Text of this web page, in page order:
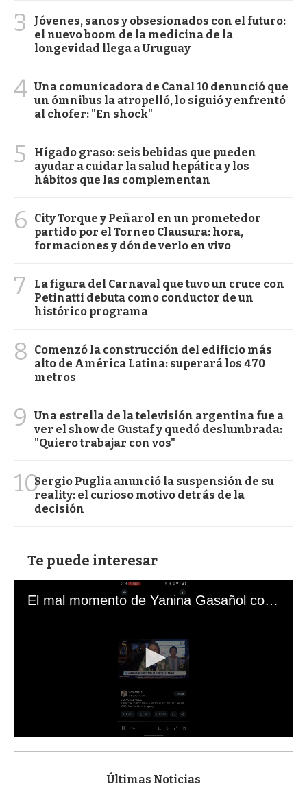
3
Jóvenes, sanos y obsesionados con el futuro:
el nuevo boom de la medicina de la
longevidad llega a Uruguay
4 Una comunicadora de Canal 10 denunció que
un ómnibus la atropelló, lo siguió y enfrentó
al chofer: "En shock"
5
Hígado graso: seis bebidas que pueden
ayudar a cuidar la salud hepática y los
hábitos que las complementan
6
City Torque y Peñarol en un prometedor
partido por el Torneo Clausura: hora,
formaciones y dónde verlo en vivo
7
La figura del Carnaval que tuvo un cruce con
Petinatti debuta como conductor de un
histórico programa
8
Comenzó la construcción del edificio más
alto de América Latina: superará los 470
metros
9
Una estrella de la televisión argentina fue a
ver el show de Gustaf y quedó deslumbrada:
"Quiero trabajar con vos"
10Sergio Puglia anunció la suspensión de su
reality: el curioso motivo detrás de la
decisión
Te puede interesar
El mal momento de Yanina Gasañol con un hincha argentino en "Subrayado"
s
Últimas Noticias